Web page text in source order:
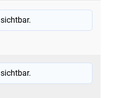
sichtbar.
sichtbar.